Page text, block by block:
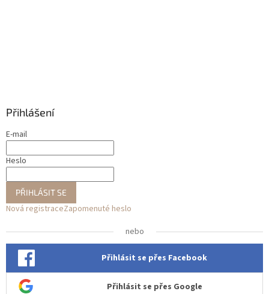
Přihlášení
E-mail
Heslo
PŘIHLÁSIT SE
Nová registraceZapomenuté heslo
nebo
Přihlásit se přes Facebook
Přihlásit se přes Google